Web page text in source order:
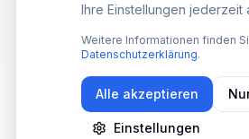
Ihre Einstellungen jederzeit
Weitere Informationen finden
Datenschutzerklärung.
Alle akzeptieren
Einstellungen